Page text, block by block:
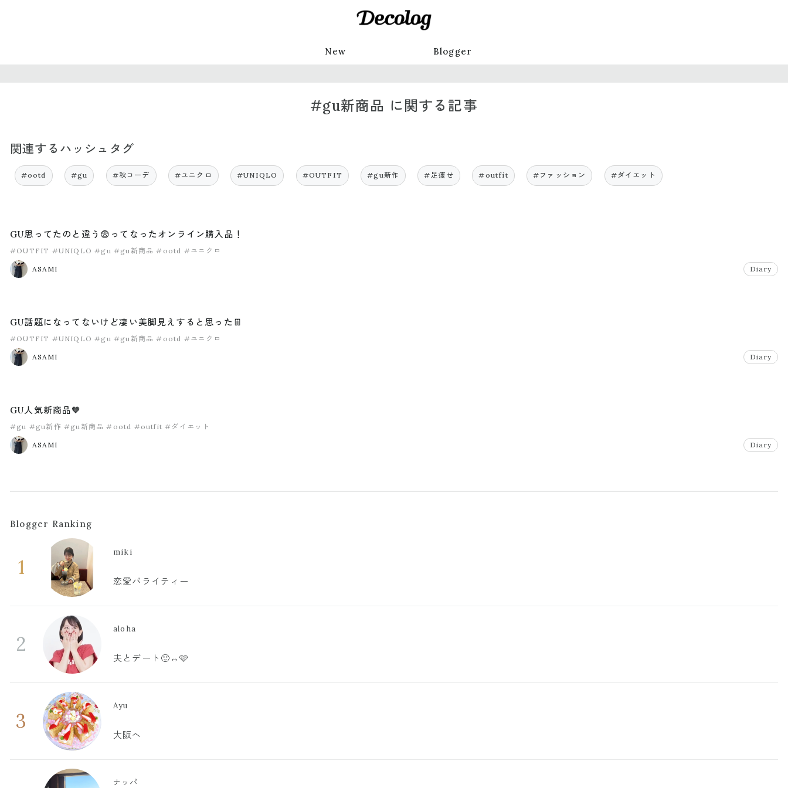
New Blogger
#gu新商品 に関する記事
関連するハッシュタグ
#ootd #gu #秋コーデ #ユニクロ #UNIQLO #OUTFIT #gu新作 #足痩せ #outfit #ファッション #ダイエット
GU思ってたのと違う😨ってなったオンライン購入品！
#OUTFIT #UNIQLO #gu #gu新商品 #ootd #ユニクロ
ASAMI Diary
GU話題になってないけど凄い美脚見えすると思った👖
#OUTFIT #UNIQLO #gu #gu新商品 #ootd #ユニクロ
ASAMI Diary
GU人気新商品🧡
#gu #gu新作 #gu新商品 #ootd #outfit #ダイエット
ASAMI Diary
Blogger Ranking
1
miki
恋愛バライティー
2
aloha
夫とデート🙂‍↔️🩷
3
Ayu
大阪へ
ナッパ